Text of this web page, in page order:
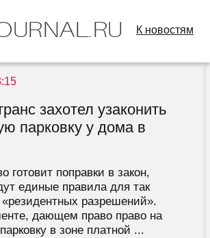
К новостям
захотел узаконить
парковку у дома в
готовит поправки в закон,
единые правила для так
разрешений».
дающем право право на
в зоне платной ...